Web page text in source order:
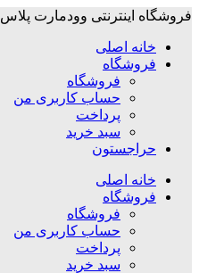
فروشگاه اینترنتی وودمارت پلاس
خانه اصلی
فروشگاه
فروشگاه
حساب کاربری من
پرداخت
سبد خرید
حراجستون
خانه اصلی
فروشگاه
فروشگاه
حساب کاربری من
پرداخت
سبد خرید